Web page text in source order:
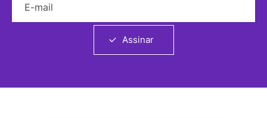
Assinar